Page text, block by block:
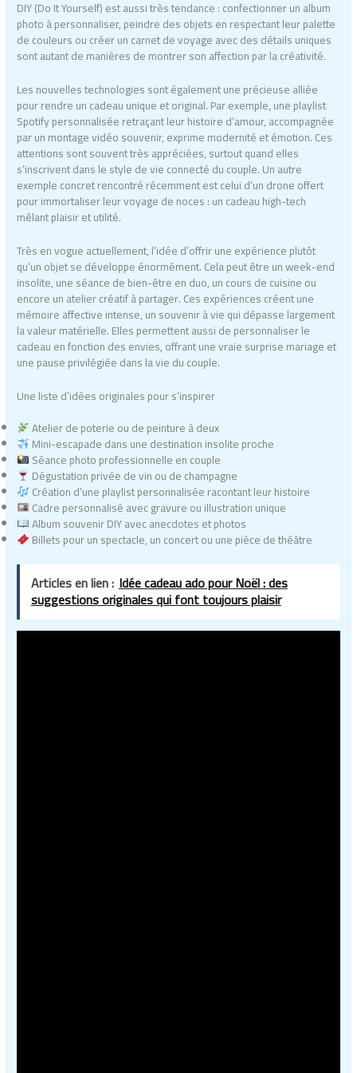
DIY (Do It Yourself) est aussi très tendance : confectionner un album
photo à personnaliser, peindre des objets en respectant leur palette
de couleurs ou créer un carnet de voyage avec des détails uniques
sont autant de manières de montrer son affection par la créativité.
Les nouvelles technologies sont également une précieuse alliée
pour rendre un cadeau unique et original. Par exemple, une playlist
Spotify personnalisée retraçant leur histoire d’amour, accompagnée
par un montage vidéo souvenir, exprime modernité et émotion. Ces
attentions sont souvent très appréciées, surtout quand elles
s’inscrivent dans le style de vie connecté du couple. Un autre
exemple concret rencontré récemment est celui d’un drone offert
pour immortaliser leur voyage de noces : un cadeau high-tech
mêlant plaisir et utilité.
Très en vogue actuellement, l’idée d’offrir une expérience plutôt
qu’un objet se développe énormément. Cela peut être un week-end
insolite, une séance de bien-être en duo, un cours de cuisine ou
encore un atelier créatif à partager. Ces expériences créent une
mémoire affective intense, un souvenir à vie qui dépasse largement
la valeur matérielle. Elles permettent aussi de personnaliser le
cadeau en fonction des envies, offrant une vraie surprise mariage et
une pause privilégiée dans la vie du couple.
Une liste d’idées originales pour s’inspirer
Atelier de poterie ou de peinture à deux
Mini-escapade dans une destination insolite proche
Séance photo professionnelle en couple
Dégustation privée de vin ou de champagne
Création d’une playlist personnalisée racontant leur histoire
Cadre personnalisé avec gravure ou illustration unique
Album souvenir DIY avec anecdotes et photos
Billets pour un spectacle, un concert ou une pièce de théâtre
Articles en lien : Idée cadeau ado pour Noël : des
suggestions originales qui font toujours plaisir